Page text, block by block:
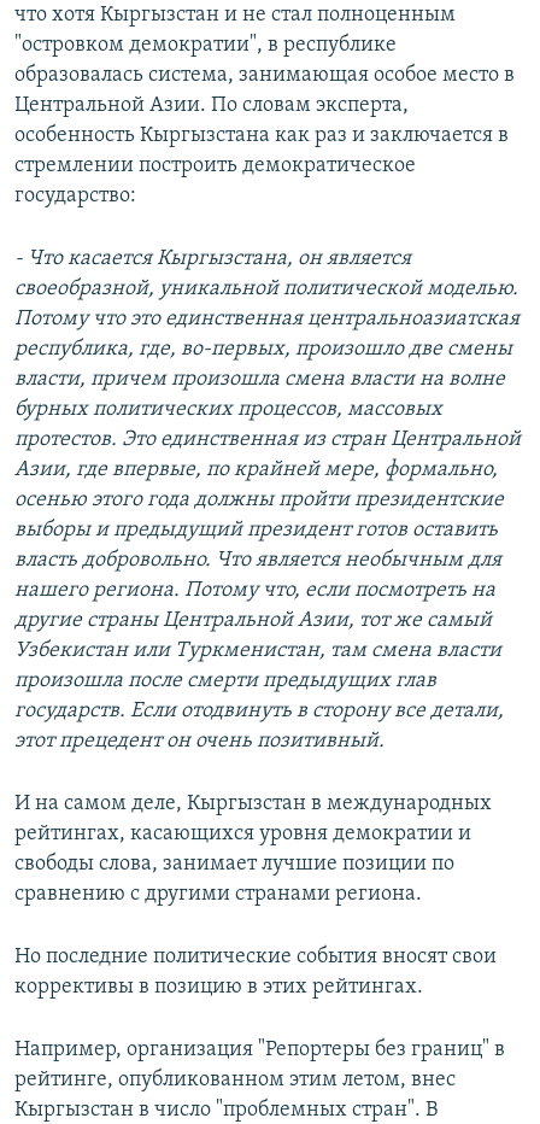
что хотя Кыргызстан и не стал полноценным
"островком демократии", в республике
образовалась система, занимающая особое место в
Центральной Азии. По словам эксперта,
особенность Кыргызстана как раз и заключается в
стремлении построить демократическое
государство:
- Что касается Кыргызстана, он является
своеобразной, уникальной политической моделью.
Потому что это единственная центральноазиатская
республика, где, во-первых, произошло две смены
власти, причем произошла смена власти на волне
бурных политических процессов, массовых
протестов. Это единственная из стран Центральной
Азии, где впервые, по крайней мере, формально,
осенью этого года должны пройти президентские
выборы и предыдущий президент готов оставить
власть добровольно. Что является необычным для
нашего региона. Потому что, если посмотреть на
другие страны Центральной Азии, тот же самый
Узбекистан или Туркменистан, там смена власти
произошла после смерти предыдущих глав
государств. Если отодвинуть в сторону все детали,
этот прецедент он очень позитивный.
И на самом деле, Кыргызстан в международных
рейтингах, касающихся уровня демократии и
свободы слова, занимает лучшие позиции по
сравнению с другими странами региона.
Но последние политические события вносят свои
коррективы в позицию в этих рейтингах.
Например, организация "Репортеры без границ" в
рейтинге, опубликованном этим летом, внес
Кыргызстан в число "проблемных стран". В